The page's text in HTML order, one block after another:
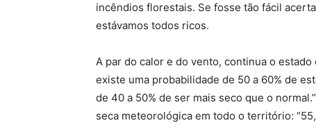
incêndios florestais. Se fosse tão fácil
estávamos todos ricos.
A par do calor e do vento, continua o
existe uma probabilidade de 50 a 60% de
de 40 a 50% de ser mais seco que o
seca meteorológica em todo o território: